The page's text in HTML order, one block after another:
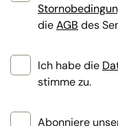
dieAGB des
Ich habe die
stimme zu.
Abonniere